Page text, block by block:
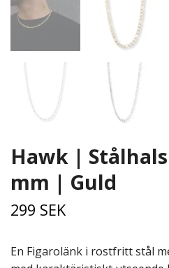
Hawk |
mm | Guld
299 SEK
En Figarolänk i rostfritt stål